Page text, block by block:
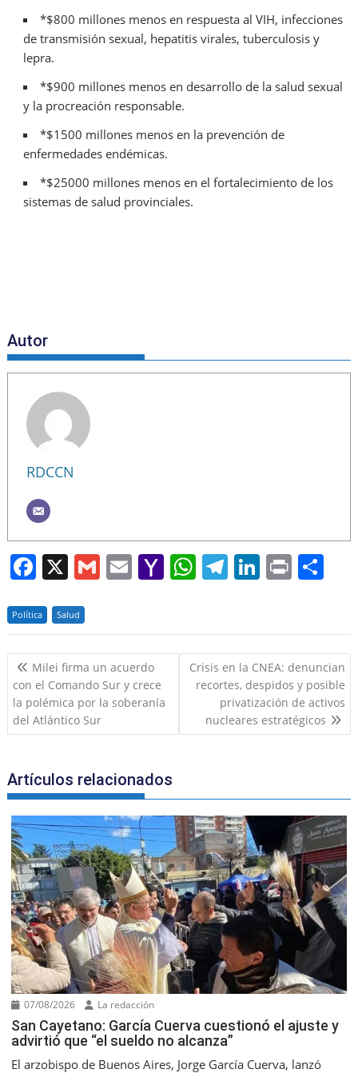
*$800 millones menos en respuesta al VIH, infecciones
de transmisión sexual, hepatitis virales, tuberculosis y
lepra.
*$900 millones menos en desarrollo de la salud sexual
y la procreación responsable.
*$1500 millones menos en la prevención de
enfermedades endémicas.
*$25000 millones menos en el fortalecimiento de los
sistemas de salud provinciales.
Autor
RDCCN
F
c
e
b
o
o
k
X G
l
E
l
Y
o
M
l
W
s
A
p
p
T
gr
a
m
Li
e
dI
n
Pr
e
Política Salud
Navegación
de
entradas
Milei firma un acuerdo
con el Comando Sur y crece
la polémica por la soberanía
del Atlántico Sur
Crisis en la CNEA: denuncian
recortes, despidos y posible
privatización de activos
nucleares estratégicos
Artículos relacionados
07/08/2026 La redacción
San Cayetano: García Cuerva cuestionó el ajuste y
advirtió que “el sueldo no alcanza”
El arzobispo de Buenos Aires, Jorge García Cuerva, lanzó